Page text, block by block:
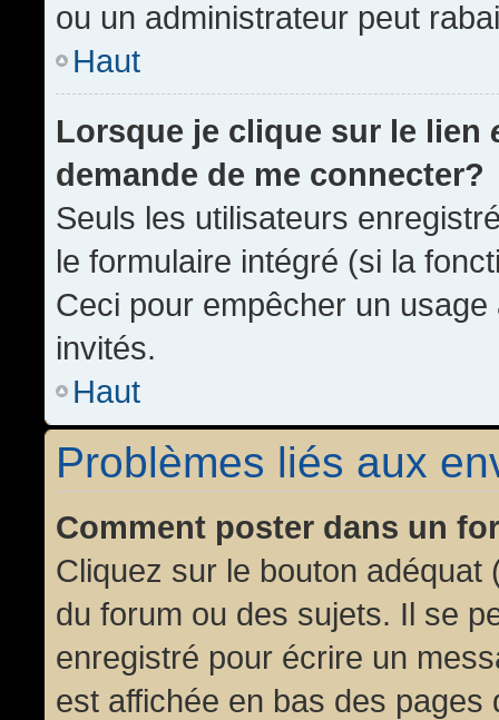
ou un administrateur peut
Haut
Lorsque je clique sur le lien
demande de me connecter?
Seuls les utilisateurs
le formulaire intégré (si la
Ceci pour empêcher un
invités.
Haut
Problèmes liés aux
Comment poster dans un
Cliquez sur le bouton
du forum ou des sujets. Il se
enregistré pour écrire un
est affichée en bas des